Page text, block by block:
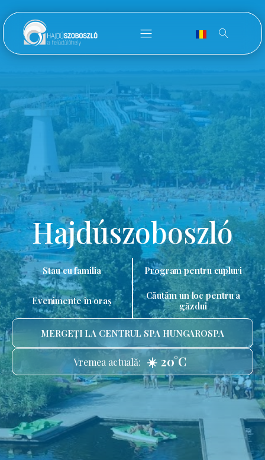
Hajdúszoboszló
Stau cu familia Program pentru cupluri
Evenimente în oraș
Căutăm un loc pentru a
găzdui
MERGEȚI LA CENTRUL SPA HUNGAROSPA
Vremea actuală: ☀️ 20°C